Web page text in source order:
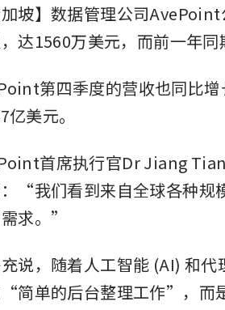
加坡】数据管理公司
达1560万美元，而前一年同
第四季度的营收也同比
亿美元。
首席执行官Dr Jiang
“我们看到来自全球各种规
求。”
说，随着人工智能 (AI) 和
简单的后台整理工作”，而